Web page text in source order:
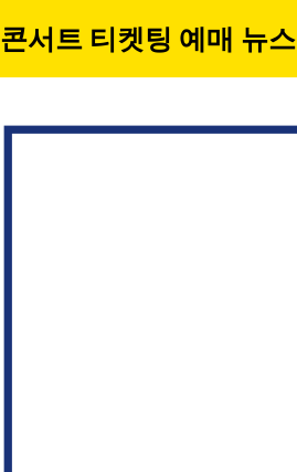
콘서트 티켓팅 예매 뉴스